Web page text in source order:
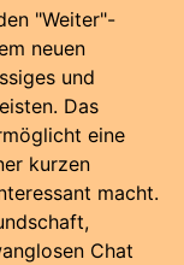
"Weiter"-
neuen
und
Das
eine
kurzen
macht.
Chat